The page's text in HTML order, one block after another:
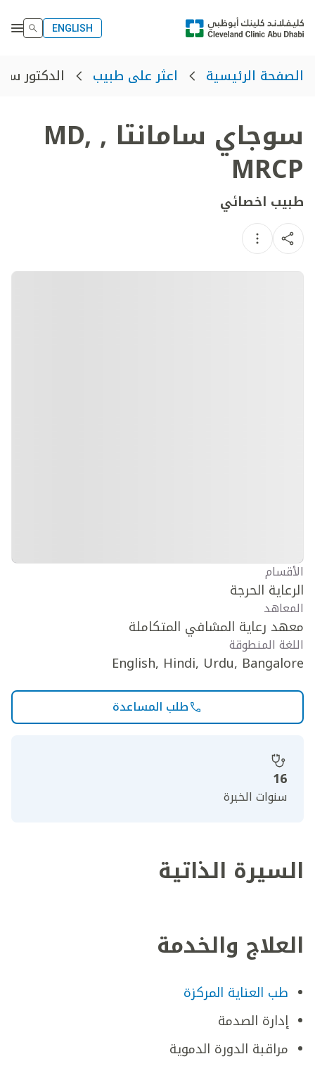
ENGLISH
الصفحة الرئيسية اعثر على طبيب الدكتور
سوجاي سامانتا ,
MD,
MRCP
طبيب اخصائي
الأقسام
الرعاية الحرجة
المعاهد
معهد رعاية المشافي المتكاملة
اللغة المنطوقة
English, Hindi, Urdu, Bangalore
طلب المساعدة
16
سنوات الخبرة
السيرة الذاتية
العلاج والخدمة
طب العناية المركزة
إدارة الصدمة
مراقبة الدورة الدموية